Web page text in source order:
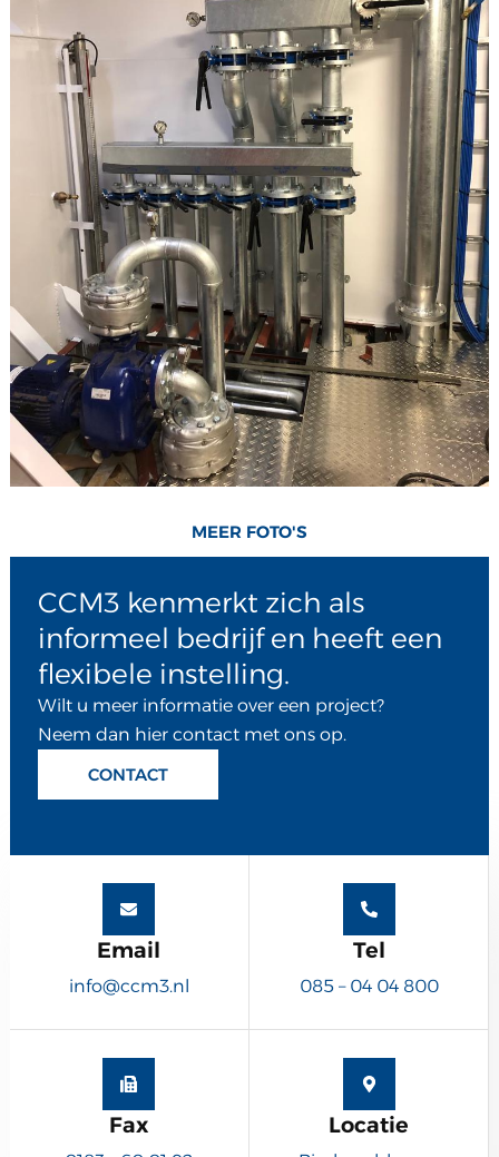
MEER FOTO'S
CCM3 kenmerkt zich als
informeel bedrijf en heeft een
flexibele instelling.
Wilt u meer informatie over een project?
Neem dan hier contact met ons op.
CONTACT
Email
info@ccm3.nl
Tel
085 – 04 04 800
Fax Locatie